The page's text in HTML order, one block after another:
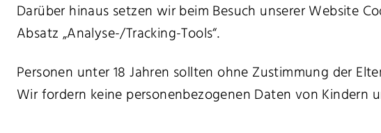
Darüber hinaus setzen wir beim Besuch unserer Website
Absatz „Analyse-/Tracking-Tools“.
Personen unter 18 Jahren sollten ohne Zustimmung der
Wir fordern keine personenbezogenen Daten von